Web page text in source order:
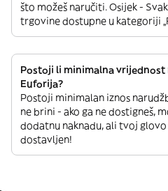
što možeš naručiti. Osijek -
trgovine dostupne u kategoriji
Postoji li minimalna
Euforija?
Postoji minimalan iznos
ne brini - ako ga ne dostigneš,
dodatnu naknadu, ali tvoj
dostavljen!